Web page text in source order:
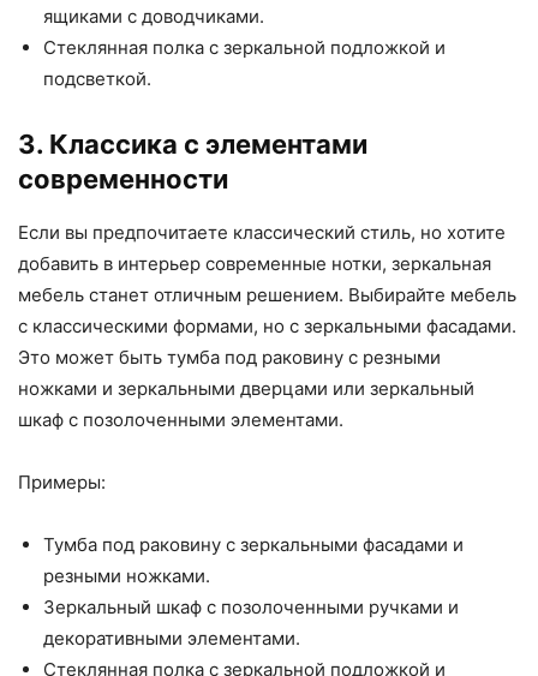
ящиками с доводчиками.
Стеклянная полка с зеркальной подложкой и
подсветкой.
3. Классика с элементами
современности
Если вы предпочитаете классический стиль, но хотите
добавить в интерьер современные нотки, зеркальная
мебель станет отличным решением. Выбирайте мебель
с классическими формами, но с зеркальными фасадами.
Это может быть тумба под раковину с резными
ножками и зеркальными дверцами или зеркальный
шкаф с позолоченными элементами.
Примеры:
Тумба под раковину с зеркальными фасадами и
резными ножками.
Зеркальный шкаф с позолоченными ручками и
декоративными элементами.
Стеклянная полка с зеркальной подложкой и